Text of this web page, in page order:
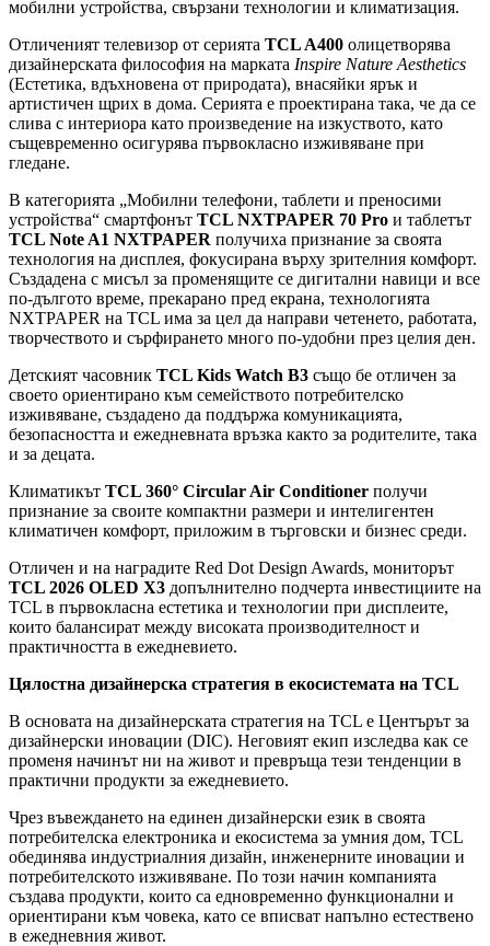
мобилни устройства, свързани технологии и климатизация.
Отличеният телевизор от серията TCL A400 олицетворява
дизайнерската философия на марката Inspire Nature Aesthetics
(Естетика, вдъхновена от природата), внасяйки ярък и
артистичен щрих в дома. Серията е проектирана така, че да се
слива с интериора като произведение на изкуството, като
същевременно осигурява първокласно изживяване при
гледане.
В категорията „Мобилни телефони, таблети и преносими
устройства“ смартфонът TCL NXTPAPER 70 Pro и таблетът
TCL Note A1 NXTPAPER получиха признание за своята
технология на дисплея, фокусирана върху зрителния комфорт.
Създадена с мисъл за променящите се дигитални навици и все
по-дългото време, прекарано пред екрана, технологията
NXTPAPER на TCL има за цел да направи четенето, работата,
творчеството и сърфирането много по-удобни през целия ден.
Детският часовник TCL Kids Watch B3 също бе отличен за
своето ориентирано към семейството потребителско
изживяване, създадено да поддържа комуникацията,
безопасността и ежедневната връзка както за родителите, така
и за децата.
Климатикът TCL 360° Circular Air Conditioner получи
признание за своите компактни размери и интелигентен
климатичен комфорт, приложим в търговски и бизнес среди.
Отличен и на наградите Red Dot Design Awards, мониторът
TCL 2026 OLED X3 допълнително подчерта инвестициите на
TCL в първокласна естетика и технологии при дисплеите,
които балансират между високата производителност и
практичността в ежедневието.
Цялостна дизайнерска стратегия в екосистемата на TCL
В основата на дизайнерската стратегия на TCL е Центърът за
дизайнерски иновации (DIC). Неговият екип изследва как се
променя начинът ни на живот и превръща тези тенденции в
практични продукти за ежедневието.
Чрез въвеждането на единен дизайнерски език в своята
потребителска електроника и екосистема за умния дом, TCL
обединява индустриалния дизайн, инженерните иновации и
потребителското изживяване. По този начин компанията
създава продукти, които са едновременно функционални и
ориентирани към човека, като се вписват напълно естествено
в ежедневния живот.